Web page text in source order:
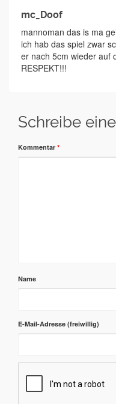
mc_Doof
mannoman das is ma
ich hab das spiel zwar
er nach 5cm wieder auf
RESPEKT!!!
Schreibe
Kommentar *
Name
E-Mail-Adresse